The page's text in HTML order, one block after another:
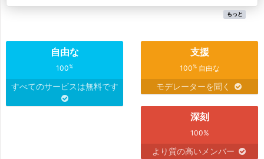
もっと
自由な
100%
すべてのサービスは無料です
支援
100%自由な
モデレーターを聞く
深刻
100%
より質の高いメンバー